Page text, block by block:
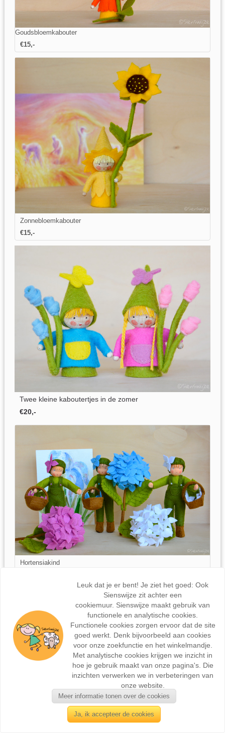
Goudsbloemkabouter
€15,-
Zonnebloemkabouter
€15,-
Twee kleine kaboutertjes in de zomer
€20,-
Hortensiakind
Leuk dat je er bent! Je ziet het goed: Ook
Sienswijze zit achter een
cookiemuur. Sienswijze maakt gebruik van
functionele en analytische cookies.
Functionele cookies zorgen ervoor dat de site
goed werkt. Denk bijvoorbeeld aan cookies
voor onze zoekfunctie en het winkelmandje.
Met analytische cookies krijgen we inzicht in
hoe je gebruik maakt van onze pagina's. Die
inzichten verwerken we in verbeteringen van
onze website.
Meer informatie tonen over de cookies
Ja, ik accepteer de cookies